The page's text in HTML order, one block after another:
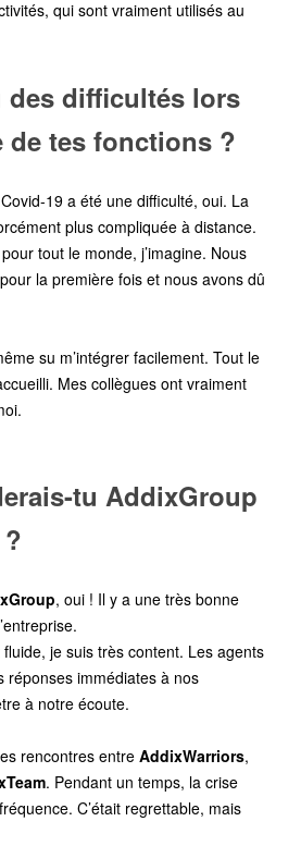
qui sont vraiment utilisés au
des difficultés lors
de tes fonctions ?
19 a été une difficulté, oui. La
plus compliquée à distance.
tout le monde, j’imagine. Nous
la première fois et nous avons dû
su m’intégrer facilement. Tout le
Mes collègues ont vraiment
tu AddixGroup
, oui ! Il y a une très bonne
je suis très content. Les agents
réponses immédiates à nos
à notre écoute.
rencontres entre AddixWarriors,
. Pendant un temps, la crise
C’était regrettable, mais